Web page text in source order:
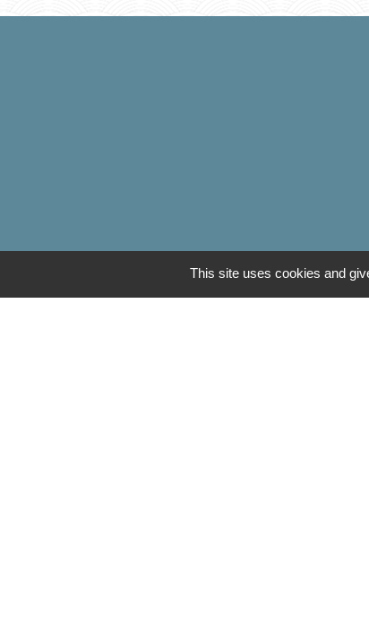
This site uses cookies and